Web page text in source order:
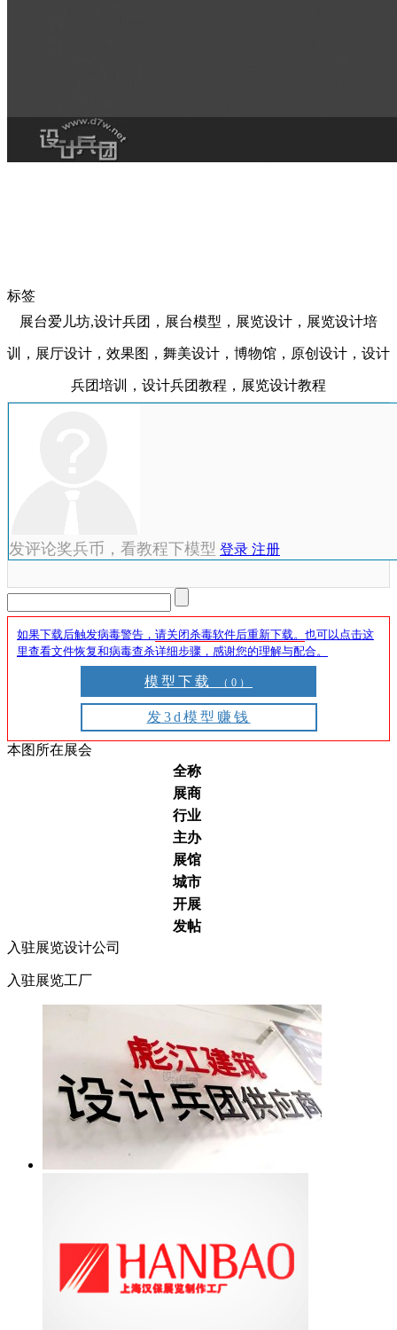
标签
展台爱儿坊,设计兵团，展台模型，展览设计，展览设计培
训，展厅设计，效果图，舞美设计，博物馆，原创设计，设计
兵团培训，设计兵团教程，展览设计教程
发评论奖兵币，看教程下模型 登录 注册
如果下载后触发病毒警告， 请关闭杀毒软件后重新下载。 也可以点击这
里查看文件恢复和病毒查杀详细步骤，感谢您的理解与配合。
模型下载 （0）
发3d模型赚钱
本图所在展会
全称
展商
行业
主办
展馆
城市
开展
发帖
入驻展览设计公司
入驻展览工厂